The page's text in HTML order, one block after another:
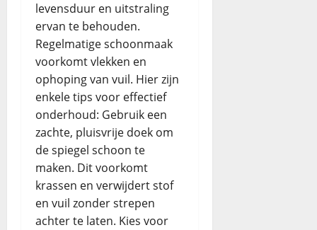
levensduur en uitstraling
ervan te behouden.
Regelmatige schoonmaak
voorkomt vlekken en
ophoping van vuil. Hier zijn
enkele tips voor effectief
onderhoud: Gebruik een
zachte, pluisvrije doek om
de spiegel schoon te
maken. Dit voorkomt
krassen en verwijdert stof
en vuil zonder strepen
achter te laten. Kies voor